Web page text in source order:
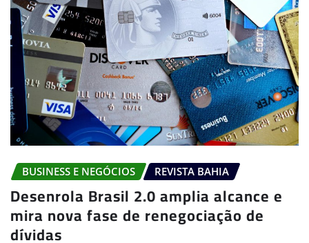
BUSINESS E NEGÓCIOS REVISTA BAHIA
Desenrola Brasil 2.0 amplia alcance e
mira nova fase de renegociação de
dívidas